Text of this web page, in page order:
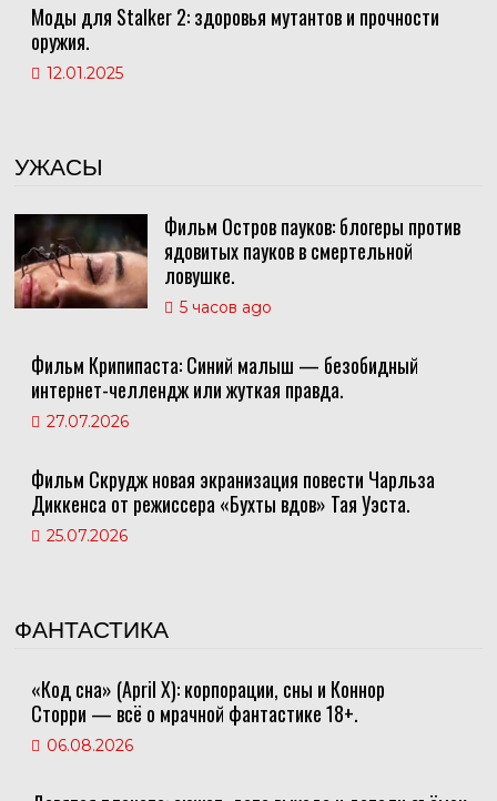
Моды для Stalker 2: здоровья мутантов и прочности
оружия.
12.01.2025
УЖАСЫ
Фильм Остров пауков: блогеры против
ядовитых пауков в смертельной
ловушке.
5 часов ago
Фильм Крипипаста: Синий малыш — безобидный
интернет-челлендж или жуткая правда.
27.07.2026
Фильм Скрудж новая экранизация повести Чарльза
Диккенса от режиссера «Бухты вдов» Тая Уэста.
25.07.2026
ФАНТАСТИКА
«Код сна» (April X): корпорации, сны и Коннор
Сторри — всё о мрачной фантастике 18+.
06.08.2026